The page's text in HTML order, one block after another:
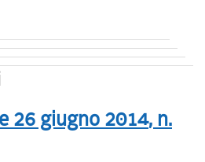
26 giugno 2014, n.